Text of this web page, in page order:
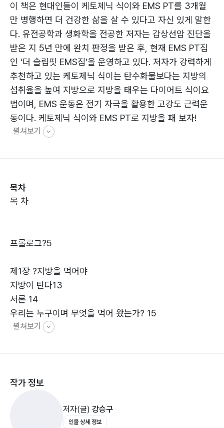
이 책은 현대인들이 케토제닉 식이와 EMS PT를 3개월
만 병행하면 더 건강한 삶을 살 수 있다고 자신 있게 말한
다. 유전공학과 생화학을 전공한 저자는 갑상선암 진단을
받은 지 5년 만에 완치 판정을 받은 후, 현재 EMS PT짐
인 ‘더 슬림핏 EMS짐’을 운영하고 있다. 저자가 강력하게
추천하고 있는 케토제닉 식이는 탄수화물보다는 지방의
섭취율을 높여 지방으로 지방을 태우는 다이어트 식이요
법이며, EMS 운동은 전기 자극을 활용한 고강도 근력운
동이다. 케토제닉 식이와 EMS PT로 지방을 패 보자!
펼쳐보기
목차
목 차
프롤로그?5
제1장 ?지방을 먹어야
지방이 탄다13
서론 14
우리는 누구이며 무엇을 먹어 왔는가? 15
칼로리에 대한 오해 19
다 30
비만에 대하여 39
수면시간이 비만에 미치는 영향 43
펼쳐보기
작가 정보
저자(글) 강승구
인물 상세 정보